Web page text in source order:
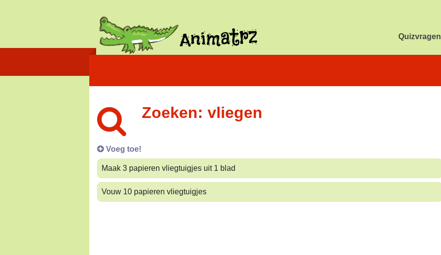
Quizvragen
Zoeken: vliegen
Voeg toe!
Maak 3 papieren vliegtuigjes uit 1 blad
Vouw 10 papieren vliegtuigjes